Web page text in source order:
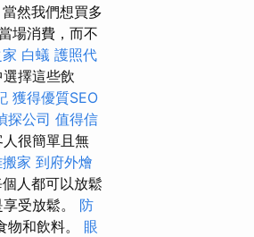
然我們想買多
場消費，而不
白蟻 護照代
擇這些飲
獲得優質SEO
探公司 值得信
很簡單且無
家 到府外燴
人都可以放鬆
受放鬆。 防
和飲料。 眼